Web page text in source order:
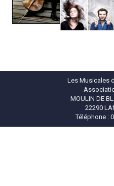
Les Musicales
MOULIN DE
22290
Téléphone :